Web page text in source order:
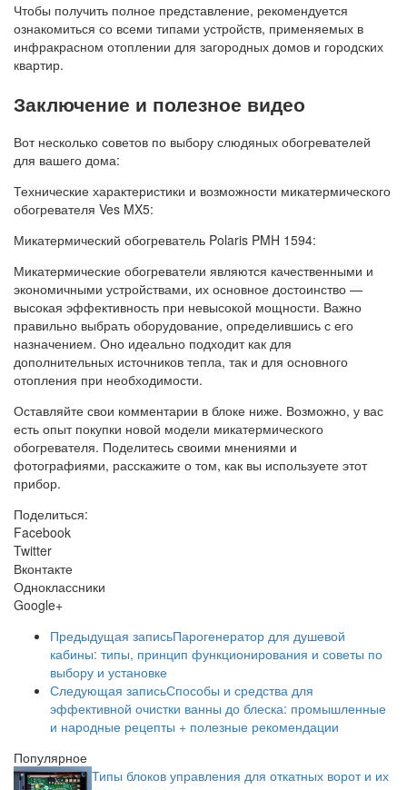
Чтобы получить полное представление, рекомендуется
ознакомиться со всеми типами устройств, применяемых в
инфракрасном отоплении для загородных домов и городских
квартир.
Заключение и полезное видео
Вот несколько советов по выбору слюдяных обогревателей
для вашего дома:
Технические характеристики и возможности микатермического
обогревателя Ves MX5:
Микатермический обогреватель Polaris PMH 1594:
Микатермические обогреватели являются качественными и
экономичными устройствами, их основное достоинство —
высокая эффективность при невысокой мощности. Важно
правильно выбрать оборудование, определившись с его
назначением. Оно идеально подходит как для
дополнительных источников тепла, так и для основного
отопления при необходимости.
Оставляйте свои комментарии в блоке ниже. Возможно, у вас
есть опыт покупки новой модели микатермического
обогревателя. Поделитесь своими мнениями и
фотографиями, расскажите о том, как вы используете этот
прибор.
Поделиться:
Facebook
Twitter
Вконтакте
Одноклассники
Google+
Предыдущая записьПарогенератор для душевой
кабины: типы, принцип функционирования и советы по
выбору и установке
Следующая записьСпособы и средства для
эффективной очистки ванны до блеска: промышленные
и народные рецепты + полезные рекомендации
Популярное
Типы блоков управления для откатных ворот и их